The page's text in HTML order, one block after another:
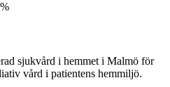
sjukvård i hemmet i Malmö för
vård i patientens hemmiljö.